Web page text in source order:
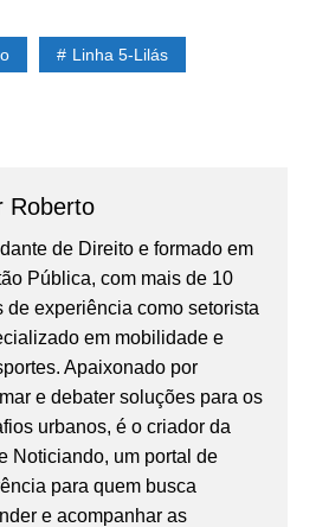
Linha 5-Lilás
Roberto
de Direito e formado em
Pública, com mais de 10
de experiência como setorista
em mobilidade e
Apaixonado por
e debater soluções para os
urbanos, é o criador da
Noticiando, um portal de
para quem busca
e acompanhar as